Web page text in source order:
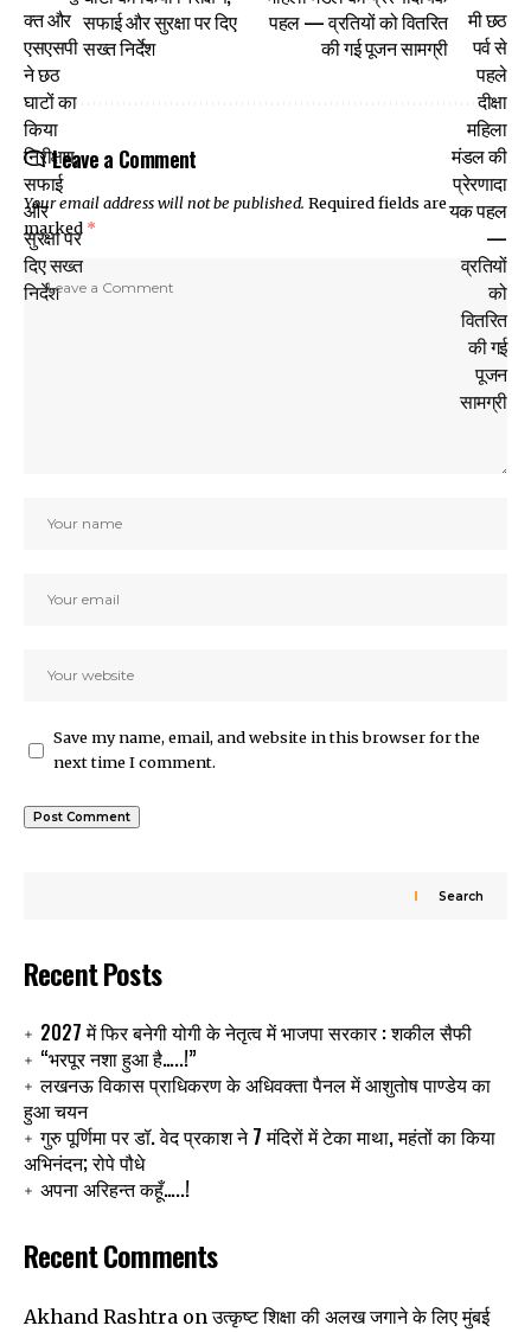
सफाई और सुरक्षा पर दिए
सख्त निर्देश
पहल — व्रतियों को वितरित
की गई पूजन सामग्री
Leave a Comment
Your email address will not be published. Required fields are
marked *
Save my name, email, and website in this browser for the
next time I comment.
Search
Recent Posts
2027 में फिर बनेगी योगी के नेतृत्व में भाजपा सरकार : शकील सैफी
“भरपूर नशा हुआ है…..!”
लखनऊ विकास प्राधिकरण के अधिवक्ता पैनल में आशुतोष पाण्डेय का
हुआ चयन
गुरु पूर्णिमा पर डॉ. वेद प्रकाश ने 7 मंदिरों में टेका माथा, महंतों का किया
अभिनंदन; रोपे पौधे
अपना अरिहन्त कहूँ…..!
Recent Comments
Akhand Rashtra onउत्कृष्ट शिक्षा की अलख जगाने के लिए मुंबई